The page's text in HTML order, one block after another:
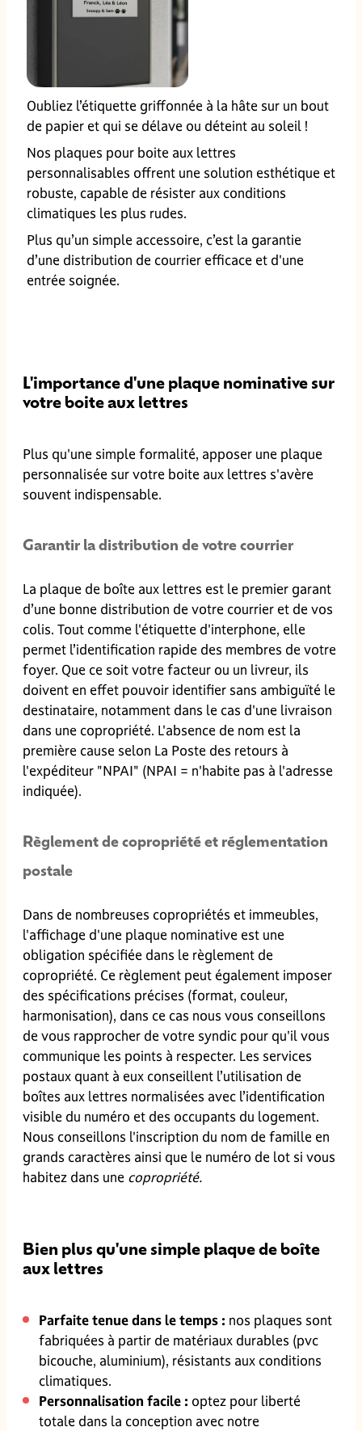
Oubliez l’étiquette griffonnée à la hâte sur un bout
de papier et qui se délave ou déteint au soleil !
Nos plaques pour boite aux lettres
personnalisables offrent une solution esthétique et
robuste, capable de résister aux conditions
climatiques les plus rudes.
Plus qu’un simple accessoire, c’est la garantie
d’une distribution de courrier efficace et d'une
entrée soignée.
L'importance d'une plaque nominative sur
votre boite aux lettres
Plus qu'une simple formalité, apposer une plaque
personnalisée sur votre boite aux lettres s'avère
souvent indispensable.
Garantir la distribution de votre courrier
La plaque de boîte aux lettres est le premier garant
d’une bonne distribution de votre courrier et de vos
colis. Tout comme l'étiquette d'interphone, elle
permet l’identification rapide des membres de votre
foyer. Que ce soit votre facteur ou un livreur, ils
doivent en effet pouvoir identifier sans ambiguïté le
destinataire, notamment dans le cas d'une livraison
dans une copropriété. L'absence de nom est la
première cause selon La Poste des retours à
l'expéditeur "NPAI" (NPAI = n'habite pas à l'adresse
indiquée).
Règlement de copropriété et réglementation
postale
Dans de nombreuses copropriétés et immeubles,
l'affichage d'une plaque nominative est une
obligation spécifiée dans le règlement de
copropriété. Ce règlement peut également imposer
des spécifications précises (format, couleur,
harmonisation), dans ce cas nous vous conseillons
de vous rapprocher de votre syndic pour qu'il vous
communique les points à respecter. Les services
postaux quant à eux conseillent l’utilisation de
boîtes aux lettres normalisées avec l’identification
visible du numéro et des occupants du logement.
Nous conseillons l'inscription du nom de famille en
grands caractères ainsi que le numéro de lot si vous
habitez dans une copropriété.
Bien plus qu'une simple plaque de boîte
aux lettres
Parfaite tenue dans le temps : nos plaques sont
fabriquées à partir de matériaux durables (pvc
bicouche, aluminium), résistants aux conditions
climatiques.
Personnalisation facile : optez pour liberté
totale dans la conception avec notre